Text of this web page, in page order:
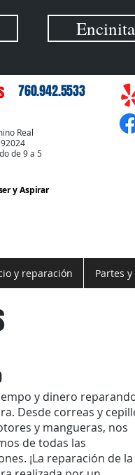
760.942.5533
Real
de 9 a 5
y Aspirar
y reparación Partes
y dinero
Desde correas y
y mangueras, nos
de todas las
¡La reparación de la